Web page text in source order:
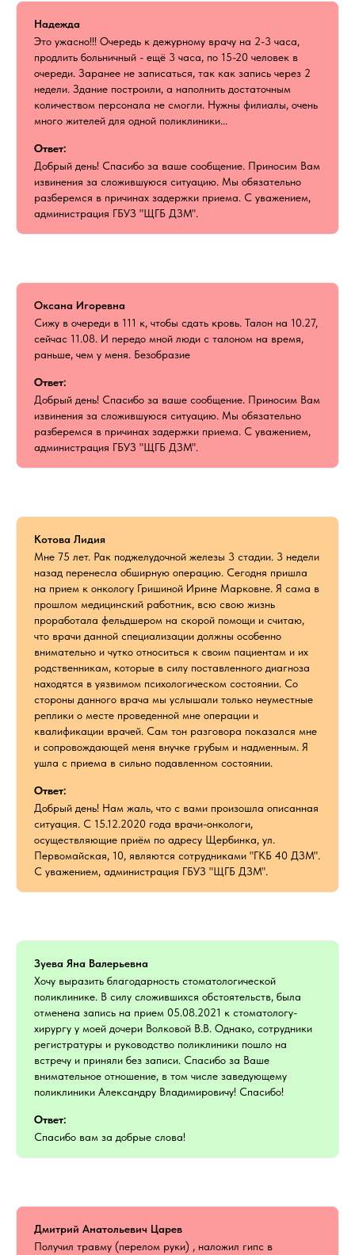
Надежда
Это ужасно!!! Очередь к дежурному врачу на 2-3 часа,
продлить больничный - ещё 3 часа, по 15-20 человек в
очереди. Заранее не записаться, так как запись через 2
недели. Здание построили, а наполнить достаточным
количеством персонала не смогли. Нужны филиалы, очень
много жителей для одной поликлиники...
Ответ:
Добрый день! Спасибо за ваше сообщение. Приносим Вам
извинения за сложившуюся ситуацию. Мы обязательно
разберемся в причинах задержки приема. С уважением,
администрация ГБУЗ "ЩГБ ДЗМ".
Оксана Игоревна
Сижу в очереди в 111 к, чтобы сдать кровь. Талон на 10.27,
сейчас 11.08. И передо мной люди с талоном на время,
раньше, чем у меня. Безобразие
Ответ:
Добрый день! Спасибо за ваше сообщение. Приносим Вам
извинения за сложившуюся ситуацию. Мы обязательно
разберемся в причинах задержки приема. С уважением,
администрация ГБУЗ "ЩГБ ДЗМ".
Котова Лидия
Мне 75 лет. Рак поджелудочной железы 3 стадии. 3 недели
назад перенесла обширную операцию. Сегодня пришла
на прием к онкологу Гришиной Ирине Марковне. Я сама в
прошлом медицинский работник, всю свою жизнь
проработала фельдшером на скорой помощи и считаю,
что врачи данной специализации должны особенно
внимательно и чутко относиться к своим пациентам и их
родственникам, которые в силу поставленного диагноза
находятся в уязвимом психологическом состоянии. Со
стороны данного врача мы услышали только неуместные
реплики о месте проведенной мне операции и
квалификации врачей. Сам тон разговора показался мне
и сопровождающей меня внучке грубым и надменным. Я
ушла с приема в сильно подавленном состоянии.
Ответ:
Добрый день! Нам жаль, что с вами произошла описанная
ситуация. С 15.12.2020 года врачи-онкологи,
осуществляющие приём по адресу Щербинка, ул.
Первомайская, 10, являются сотрудниками "ГКБ 40 ДЗМ".
С уважением, администрация ГБУЗ "ЩГБ ДЗМ".
Зуева Яна Валерьевна
Хочу выразить благодарность стоматологической
поликлинике. В силу сложившихся обстоятельств, была
отменена запись на прием 05.08.2021 к стоматологу-
хирургу у моей дочери Волковой В.В. Однако, сотрудники
регистратуры и руководство поликлиники пошло на
встречу и приняли без записи. Спасибо за Ваше
внимательное отношение, в том числе заведующему
поликлиники Александру Владимировичу! Спасибо!
Ответ:
Спасибо вам за добрые слова!
Дмитрий Анатольевич Царев
Получил травму (перелом руки) , наложил гипс в